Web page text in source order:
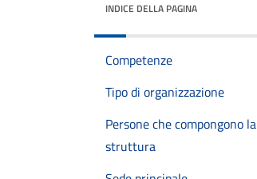
INDICE DELLA PAGINA
Competenze
Tipo di organizzazione
Persone che compongono la
struttura